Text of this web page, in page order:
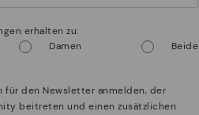
Website vonUsagehen?
erhalten zu:
Damen Beide
für den Newsletter anmelden, der
beitreten und einen zusätzlichen